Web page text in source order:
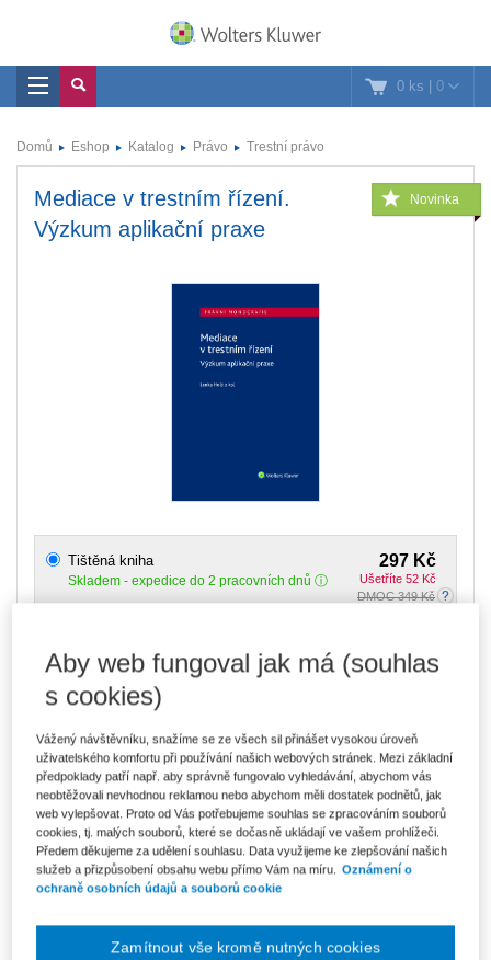
0 ks | 0
Domů Eshop Katalog Právo Trestní právo
Novinka
Mediace v trestním řízení.
Výzkum aplikační praxe
297 Kč
Ušetříte 52 Kč
DMOC 349 Kč
Tištěná kniha
Skladem - expedice do 2 pracovních dnů
V prodeji - ihned k dispozici
Co je Smarteca?
Kde najdu soubory e-knih?
424 Kč
Ušetříte 222 Kč
DMOC 646 Kč
Balíček - Tištěná kniha + E-kniha
Smarteca + soubory ke stažení
Skladem - expedice do 2 pracovních dnů
Co je Smarteca?
Upozorňujeme, že v období od 1.8. do 21.8. z technických
důvodů nemůžeme vystavovat daňové doklady. Budou vám
ks Vložit do košíku
Aby web fungoval jak má (souhlas
s cookies)
Vážený návštěvníku, snažíme se ze všech sil přinášet vysokou úroveň
uživatelského komfortu při používání našich webových stránek. Mezi základní
předpoklady patří např. aby správně fungovalo vyhledávání, abychom vás
neobtěžovali nevhodnou reklamou nebo abychom měli dostatek podnětů, jak
web vylepšovat. Proto od Vás potřebujeme souhlas se zpracováním souborů
cookies, tj. malých souborů, které se dočasně ukládají ve vašem prohlížeči.
Předem děkujeme za udělení souhlasu. Data využijeme ke zlepšování našich
služeb a přizpůsobení obsahu webu přímo Vám na míru. Oznámení o
ochraně osobních údajů a souborů cookie
Zamítnout vše kromě nutných cookies